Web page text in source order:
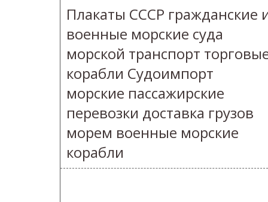
Плакаты СССР гражданские
военные морские суда
морской транспорт
корабли Судоимпорт
морские пассажирские
перевозки доставка грузов
морем военные морские
корабли